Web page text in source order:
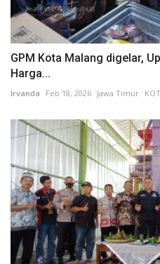
GPM Kota Malang digelar,
Harga...
Irvanda Feb 18, 2026 Jawa Timur